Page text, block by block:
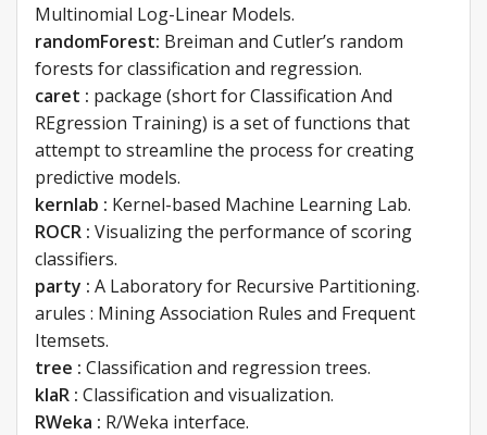
Multinomial Log-Linear Models.
randomForest: Breiman and Cutler’s random
forests for classification and regression.
caret : package (short for Classification And
REgression Training) is a set of functions that
attempt to streamline the process for creating
predictive models.
kernlab : Kernel-based Machine Learning Lab.
ROCR : Visualizing the performance of scoring
classifiers.
party : A Laboratory for Recursive Partitioning.
arules : Mining Association Rules and Frequent
Itemsets.
tree : Classification and regression trees.
klaR : Classification and visualization.
RWeka : R/Weka interface.